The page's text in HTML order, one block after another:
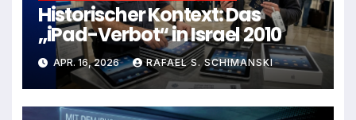
Historischer Kontext: Das
„iPad-Verbot“ in Israel 2010
APR. 16, 2026 RAFAEL S. SCHIMANSKI